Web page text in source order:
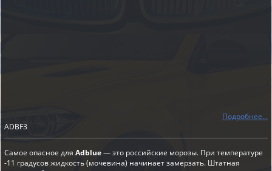
Подробнее...
ADBF3
Самое опасное для Adblue— это российские морозы. При температуре
-11 градусов жидкость (мочевина) начинает замерзать. Штатная